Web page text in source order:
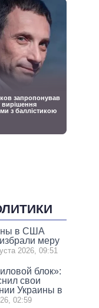
в США
меру
2026, 09:51
блок»:
свои
Украины в
02:59